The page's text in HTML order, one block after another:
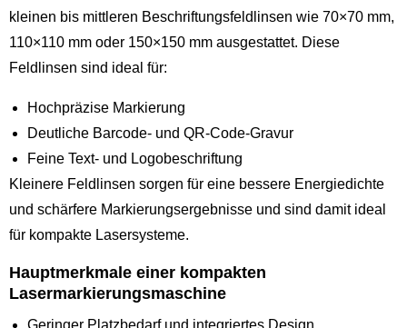
kleinen bis mittleren Beschriftungsfeldlinsen wie 70×70 mm,
110×110 mm oder 150×150 mm ausgestattet. Diese
Feldlinsen sind ideal für:
Hochpräzise Markierung
Deutliche Barcode- und QR-Code-Gravur
Feine Text- und Logobeschriftung
Kleinere Feldlinsen sorgen für eine bessere Energiedichte
und schärfere Markierungsergebnisse und sind damit ideal
für kompakte Lasersysteme.
Hauptmerkmale einer kompakten
Lasermarkierungsmaschine
Geringer Platzbedarf und integriertes Design